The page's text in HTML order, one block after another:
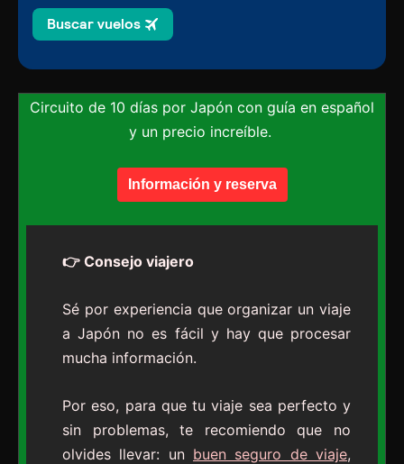
Circuito de 10 días por Japón con guía en español
y un precio increíble.
Información y reserva
👉 Consejo viajero
Sé por experiencia que organizar un viaje
a Japón no es fácil y hay que procesar
mucha información.
Por eso, para que tu viaje sea perfecto y
sin problemas, te recomiendo que no
olvides llevar: un buen seguro de viaje,